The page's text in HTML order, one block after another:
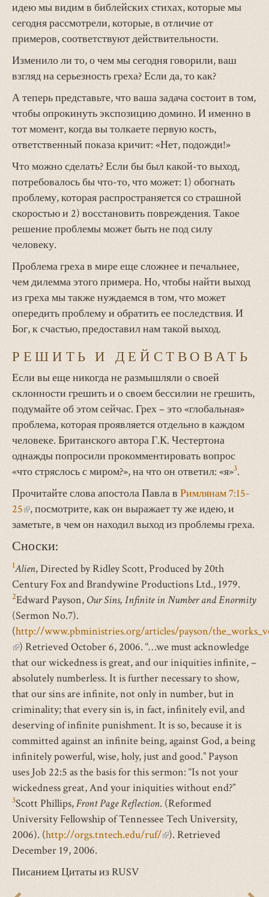
идею мы видим в библейских стихах, которые мы
сегодня рассмотрели, которые, в отличие от
примеров, соответствуют действительности.
Изменило ли то, о чем мы сегодня говорили, ваш
взгляд на серьезность греха? Если да, то как?
А теперь представьте, что ваша задача состоит в том,
чтобы опрокинуть экспозицию домино. И именно в
тот момент, когда вы толкаете первую кость,
ответственный показа кричит: «Нет, подожди!»
Что можно сделать? Если бы был какой-то выход,
потребовалось бы что-то, что может: 1) обогнать
проблему, которая распространяется со страшной
скоростью и 2) восстановить повреждения. Такое
решение проблемы может быть не под силу
человеку.
Проблема греха в мире еще сложнее и печальнее,
чем дилемма этого примера. Но, чтобы найти выход
из греха мы также нуждаемся в том, что может
опередить проблему и обратить ее последствия. И
Бог, к счастью, предоставил нам такой выход.
РЕШИТЬ И ДЕЙСТВОВАТЬ
Если вы еще никогда не размышляли о своей
склонности грешить и о своем бессилии не грешить,
подумайте об этом сейчас. Грех – это «глобальная»
проблема, которая проявляется отдельно в каждом
человеке. Британского автора Г.К. Честертона
однажды попросили прокомментировать вопрос
«что стряслось с миром?», на что он ответил: «я»3.
Прочитайте слова апостола Павла в Римлянам 7:15-
25(внешняя
ссылка)
, посмотрите, как он выражает ту же идею, и
заметьте, в чем он находил выход из проблемы греха.
Сноски:
1Alien, Directed by Ridley Scott, Produced by 20th
Century Fox and Brandywine Productions Ltd., 1979.
2Edward Payson, Our Sins, Infinite in Number and Enormity
(Sermon No.7).
(http://www.pbministries.org/articles/payson/
(внешняя
ссылка)
) Retrieved October 6, 2006. “…we must acknowledge
that our wickedness is great, and our iniquities infinite, –
absolutely numberless. It is further necessary to show,
that our sins are infinite, not only in number, but in
criminality; that every sin is, in fact, infinitely evil, and
deserving of infinite punishment. It is so, because it is
committed against an infinite being, against God, a being
infinitely powerful, wise, holy, just and good.” Payson
uses Job 22:5 as the basis for this sermon: “Is not your
wickedness great, And your iniquities without end?”
3Scott Phillips,Front Page Reflection. (Reformed
University Fellowship of Tennessee Tech University,
2006). (http://orgs.tntech.edu/ruf/(внешняя
). Retrieved
December 19, 2006.
Писанием Цитаты из RUSV